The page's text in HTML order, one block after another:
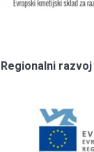
Regionalni razvoj